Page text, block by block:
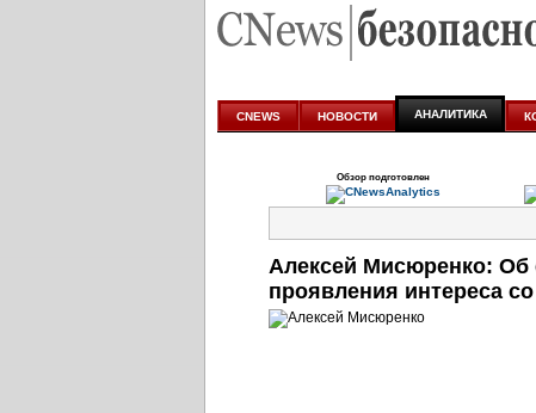
аналитике
CNEWS НОВОСТИ АНАЛИТИКА
Обзор подготовлен
Алексей Мисюренко: Об
проявления интереса